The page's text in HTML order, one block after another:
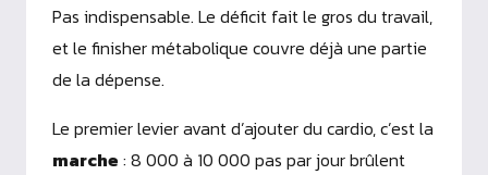
Pas indispensable. Le déficit fait le gros du travail,
et le finisher métabolique couvre déjà une partie
de la dépense.
Le premier levier avant d’ajouter du cardio, c’est la
marche : 8 000 à 10 000 pas par jour brûlent